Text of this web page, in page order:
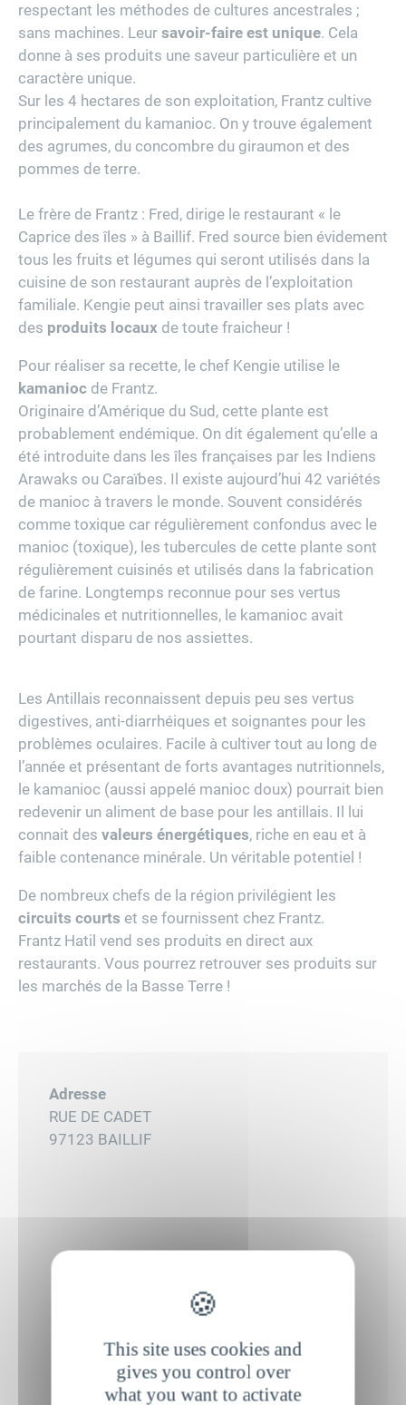
respectant les méthodes de cultures ancestrales ;
sans machines. Leur savoir-faire est unique. Cela
donne à ses produits une saveur particulière et un
caractère unique.
Sur les 4 hectares de son exploitation, Frantz cultive
principalement du kamanioc. On y trouve également
des agrumes, du concombre du giraumon et des
pommes de terre.
Le frère de Frantz : Fred, dirige le restaurant « le
Caprice des îles » à Baillif. Fred source bien évidement
tous les fruits et légumes qui seront utilisés dans la
cuisine de son restaurant auprès de l’exploitation
familiale. Kengie peut ainsi travailler ses plats avec
des produits locaux de toute fraicheur !
Pour réaliser sa recette, le chef Kengie utilise le
kamanioc de Frantz.
Originaire d’Amérique du Sud, cette plante est
probablement endémique. On dit également qu’elle a
été introduite dans les îles françaises par les Indiens
Arawaks ou Caraïbes. Il existe aujourd’hui 42 variétés
de manioc à travers le monde. Souvent considérés
comme toxique car régulièrement confondus avec le
manioc (toxique), les tubercules de cette plante sont
régulièrement cuisinés et utilisés dans la fabrication
de farine. Longtemps reconnue pour ses vertus
médicinales et nutritionnelles, le kamanioc avait
pourtant disparu de nos assiettes.
Les Antillais reconnaissent depuis peu ses vertus
digestives, anti-diarrhéiques et soignantes pour les
problèmes oculaires. Facile à cultiver tout au long de
l’année et présentant de forts avantages nutritionnels,
le kamanioc (aussi appelé manioc doux) pourrait bien
redevenir un aliment de base pour les antillais. Il lui
connait des valeurs énergétiques, riche en eau et à
faible contenance minérale. Un véritable potentiel !
De nombreux chefs de la région privilégient les
circuits courts et se fournissent chez Frantz.
Frantz Hatil vend ses produits en direct aux
restaurants. Vous pourrez retrouver ses produits sur
les marchés de la Basse Terre !
Adresse
RUE DE CADET
97123 BAILLIF
This site uses cookies and
gives you control over
what you want to activate